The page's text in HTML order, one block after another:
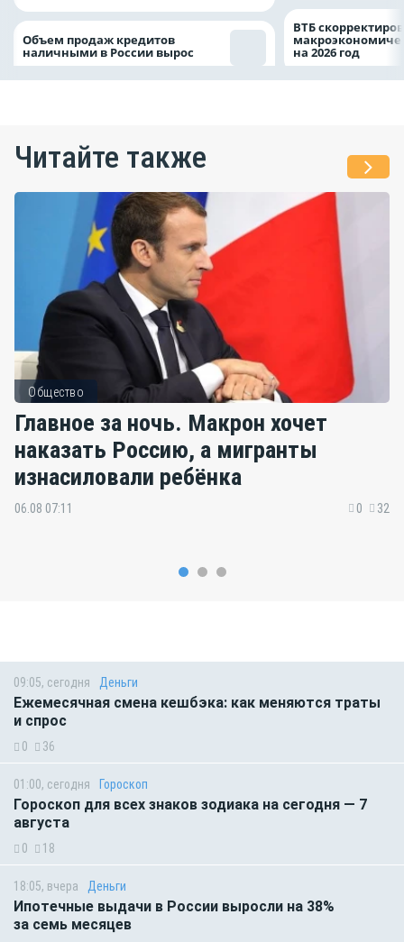
Объем продаж кредитов
наличными в России вырос
ВТБ
на 2026 год
Читайте также
Общество
Главное за ночь. Макрон хочет
наказать Россию, а мигранты
изнасиловали ребёнка
06.08 07:11 0 32
09:05, сегодня Деньги
Ежемесячная смена кешбэка: как меняются траты
и спрос
0 36
01:00, сегодня Гороскоп
Гороскоп для всех знаков зодиака на сегодня — 7
августа
0 18
18:05, вчера Деньги
Ипотечные выдачи в России выросли на 38%
за семь месяцев